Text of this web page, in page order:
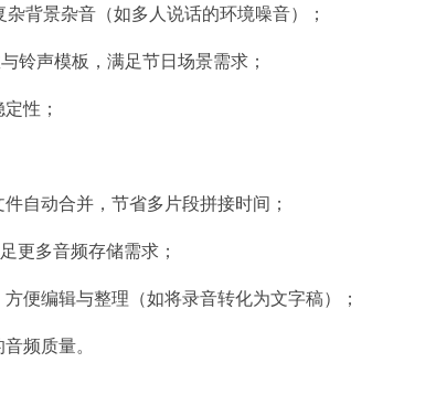
背景杂音（如多人说话的环境噪音）；​
铃声模板，满足节日场景需求；​
性；​
自动合并，节省多片段拼接时间；​
更多音频存储需求；​
便编辑与整理（如将录音转化为文字稿）；​
频质量。